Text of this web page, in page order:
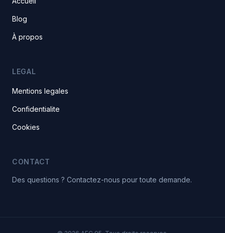
Blog
À propos
LEGAL
Mentions legales
Confidentialite
Cookies
CONTACT
Des questions ? Contactez-nous pour toute demande.